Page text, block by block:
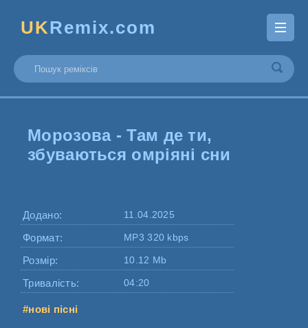
UKRemix.com
Морозова - Там де ти,
збуваються омріяні сни
Додано: 11.04.2025
Формат: MP3 320 kbps
Розмір: 10.12 Mb
Тривалість: 04:20
#нові пісні